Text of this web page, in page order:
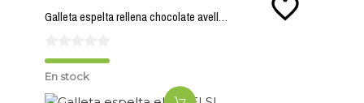
Galleta espelta rellena chocolate avellana BELSI 70 gr
En stock
favorite_border